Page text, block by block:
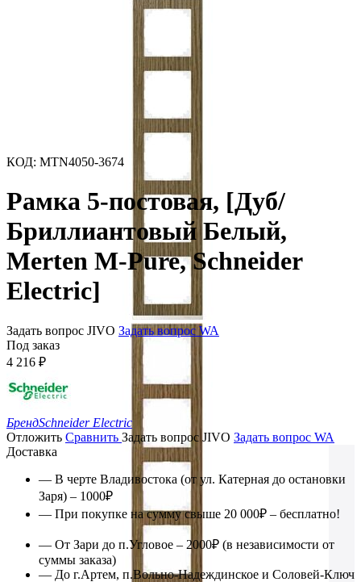
КОД: MTN4050-3674
Рамка 5-постовая, [Дуб/
Бриллиантовый Белый,
Merten M-Pure, Schneider
Electric]
Задать вопрос JIVO Задать вопрос WA
Под заказ
4 216 ₽
БрендSchneider Electric
Отложить Сравнить Задать вопрос JIVO Задать вопрос WA
Доставка
— В черте Владивостока (от ул. Катерная до остановки
Заря) – 1000₽
— При покупке на сумму свыше 20 000₽ – бесплатно!
— От Зари до п.Угловое – 2000₽ (в независимости от
суммы заказа)
— До г.Артем, п.Вольно-Надеждинское и Соловей-Ключ